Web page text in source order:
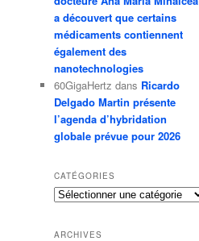
a découvert que certains
médicaments contiennent
également des
nanotechnologies
60GigaHertz dans Ricardo
Delgado Martin présente
l’agenda d’hybridation
globale prévue pour 2026
CATÉGORIES
Catégories
ARCHIVES